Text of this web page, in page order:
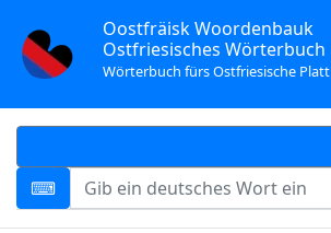
Oostfräisk Woordenbauk
Ostfriesisches Wörterbuch
Wörterbuch fürs Ostfriesische Platt